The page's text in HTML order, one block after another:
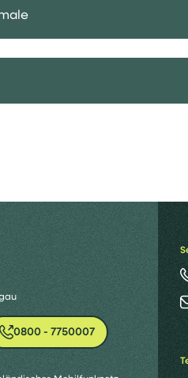
0800 - 7750007